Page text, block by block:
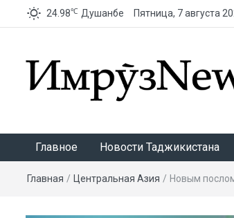
24.98℃ Душанбе Пятница, 7 августа
Главное Новости Таджикистана
Главная / Центральная Азия / Новым